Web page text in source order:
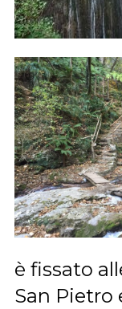
è fissato
San Pietro